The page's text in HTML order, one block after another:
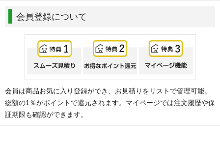
会員登録について
会員は商品お気に入り登録ができ、お見積りをリストで管理可能。
総額の1％がポイントで還元されます。マイページでは注文履歴や保
証期限も確認ができます。